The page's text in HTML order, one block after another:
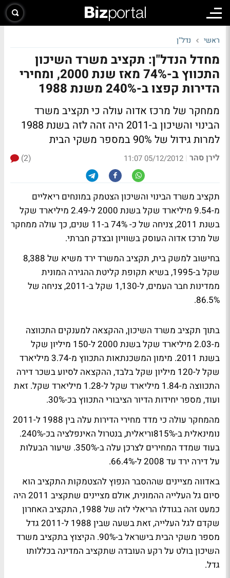
ראשי נדל"ן
מחדל הנדל"ן: תקציב משרד השיכון
התכווץ ב-74% מאז שנת 2000, ומחירי
הדירות קפצו ב-240% משנת 1988
ממחקר של מרכז אדוה עולה כי תקציב משרד
הבינוי והשיכון ב-2011 היה זהה לזה בשנת 1988
למרות גידול של 90% במספר משקי הבית
לירן סהר |
05/12/2012 11:07
(2)
תקציב משרד הבינוי והשיכון הצטמק במונחים ריאליים
מ-9.54 מיליארד שקל בשנת 2000 ל-2.49 מיליארד שקל
בשנת 2011, צניחה של כ- 74% ב-11 שנים, כך עולה ממחקר
של מרכז אדוה העוסק בשוויון ובצדק חברתי.
בחישוב למשק בית, תקציב המשרד ירד משיא של 8,388
שקל ב-1995, בשיא תקופת קליטת ההגירה המונית
ממדינות חבר העמים, ל-1,130 שקל ב-2011, צניחה של
86.5%.
בתוך תקציב משרד השיכון, ההקצאה למענקים התכווצה
מ-2.03 מיליארד שקל בשנת 2000 ל-150 מיליון שקל
בשנת 2011. מימון המשכנתאות התכווץ מ-3.74 מיליארד
שקל ל-120 מיליון שקל בלבד, ההקצאה לסיוע בשכר דירה
התכווצה מ-1.84 מיליארד שקל ל-1.28 מיליארד שקל. זאת
ועוד, מספר יחידות הדיור הציבורי התכווץ בכ-30%.
מהמחקר עולה כי מדד מחירי הדירות עלה בין 1988 ל-2011
נומינאלית ב-815%וריאלית, בנטרול האינפלציה בכ-240%.
בעוד שמדד המחירים לצרכן עלה ב-350%. שיעור הבעלות
על דירה ירד עד 2008 ל-66.4%.
באדווה מציינים שההסבר הנפוץ להצטמקות התקציב הוא
סיום גל העלייה ההמונית, אולם מציינים שתקציב 2011 היה
כמעט זהה בגודלו הריאלי לזה של 1988, התקציב האחרון
שקדם לגל העלייה, זאת בשעה שבין 1988 ל-2011 גדל
מספר משקי הבית בישראל ב-90%. הקיצוץ בתקציב משרד
השיכון בולט על רקע העובדה שתקציב המדינה בכללותו
גדל.